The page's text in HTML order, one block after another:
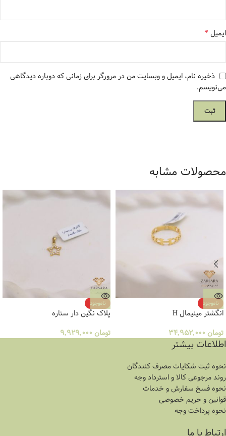
ایمیل *
ذخیره نام، ایمیل و وبسایت من در مرورگر برای زمانی که دوباره دیدگاهی
می‌نویسم.
محصولات مشابه
ناموجود
انگشتر مینیمال H
تومان
ناموجود
پلاک نگین دار ستاره
تومان
اطلاعات بیشتر
نحوه ثبت شكايات مصرف كنندگان
روند مرجوعی کالا و استرداد وجه
نحوه فسخ سفارش و خدمات
قوانین و حریم خصوصی
نحوه پرداخت وجه
ارتباط با ما